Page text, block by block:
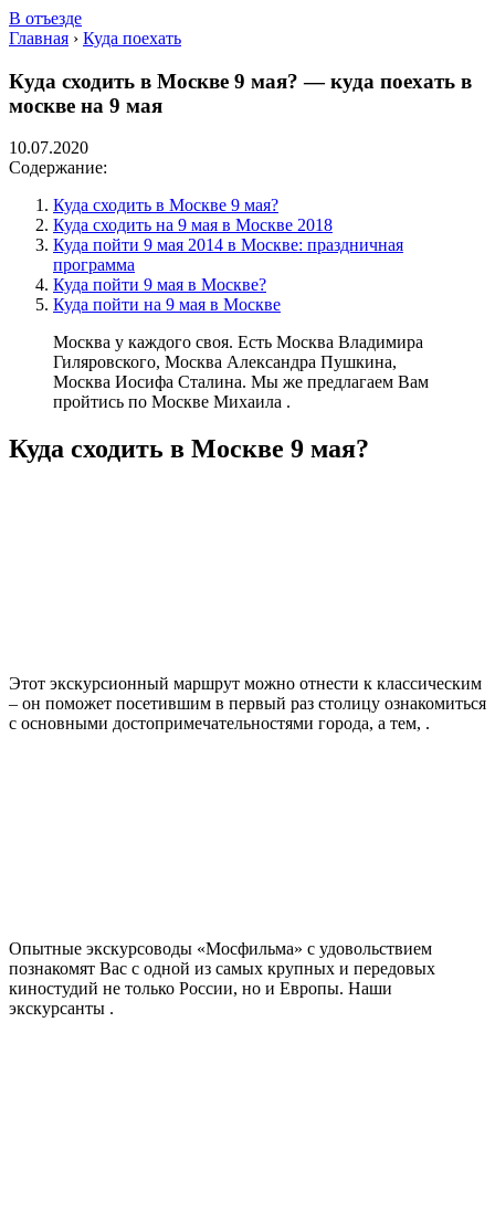
В отъезде
Главная › Куда поехать
Куда сходить в Москве 9 мая? — куда поехать в
москве на 9 мая
10.07.2020
Содержание:
Куда сходить в Москве 9 мая?
Куда сходить на 9 мая в Москве 2018
Куда пойти 9 мая 2014 в Москве: праздничная
программа
Куда пойти 9 мая в Москве?
Куда пойти на 9 мая в Москве
Москва у каждого своя. Есть Москва Владимира
Гиляровского, Москва Александра Пушкина,
Москва Иосифа Сталина. Мы же предлагаем Вам
пройтись по Москве Михаила .
Куда сходить в Москве 9 мая?
Этот экскурсионный маршрут можно отнести к классическим
– он поможет посетившим в первый раз столицу ознакомиться
с основными достопримечательностями города, а тем, .
Опытные экскурсоводы «Мосфильма» с удовольствием
познакомят Вас с одной из самых крупных и передовых
киностудий не только России, но и Европы. Наши
экскурсанты .